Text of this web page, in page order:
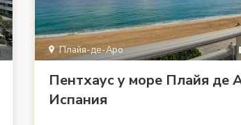
Плайя-де-Аро
Пентхаус у море Плайя де
Испания